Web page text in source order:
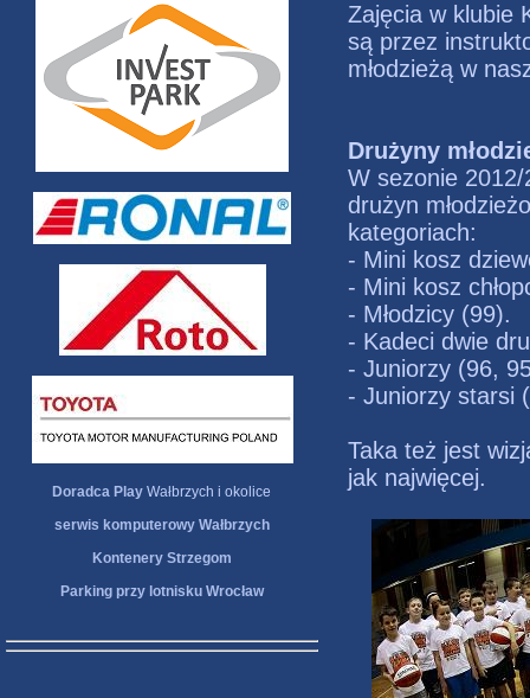
Doradca Play Wałbrzych i okolice
serwis komputerowy Wałbrzych
Kontenery Strzegom
Parking przy lotnisku Wrocław
Zajęcia w klubie
są przez
młodzieżą w
Drużyny
W sezonie
drużyn
kategoriach:
- Mini kosz
- Mini kosz
- Młodzicy (99).
- Kadeci dwie
- Juniorzy (96,
- Juniorzy starsi
Taka też jest
jak najwięcej.